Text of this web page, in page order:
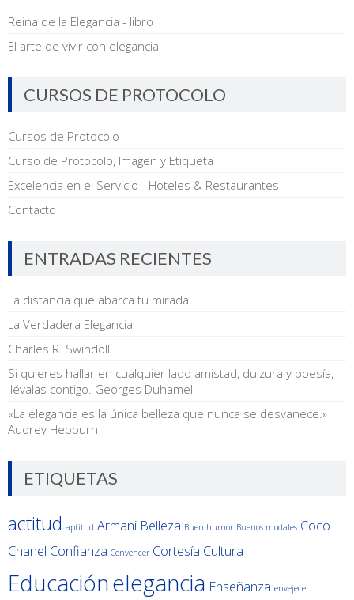
Reina de la Elegancia - libro
El arte de vivir con elegancia
CURSOS DE PROTOCOLO
Cursos de Protocolo
Curso de Protocolo, Imagen y Etiqueta
Excelencia en el Servicio - Hoteles & Restaurantes
Contacto
ENTRADAS RECIENTES
La distancia que abarca tu mirada
La Verdadera Elegancia
Charles R. Swindoll
Si quieres hallar en cualquier lado amistad, dulzura y poesía,
llévalas contigo. Georges Duhamel
«La elegancia es la única belleza que nunca se desvanece.»
Audrey Hepburn
ETIQUETAS
actitud aptitud Armani Belleza Buen humor Buenos modales Coco
Chanel Confianza Convencer Cortesía Cultura
Educaciónelegancia Enseñanza envejecer